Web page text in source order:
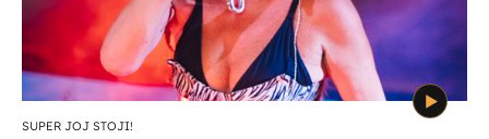
SUPER JOJ STOJI!